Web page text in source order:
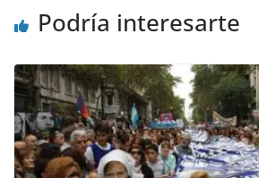
Podría interesarte